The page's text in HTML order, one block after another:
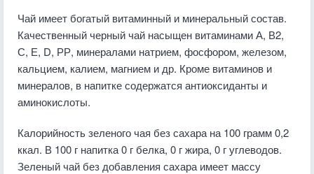
Чай имеет богатый витаминный и минеральный состав.
Качественный черный чай насыщен витаминами А, В2,
С, Е, D, РР, минералами натрием, фосфором, железом,
кальцием, калием, магнием и др. Кроме витаминов и
минералов, в напитке содержатся антиоксиданты и
аминокислоты.
Калорийность зеленого чая без сахара на 100 грамм 0,2
ккал. В 100 г напитка 0 г белка, 0 г жира, 0 г углеводов.
Зеленый чай без добавления сахара имеет массу